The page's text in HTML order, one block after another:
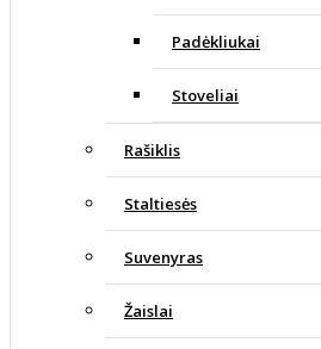
Padėkliukai
Stoveliai
Rašiklis
Staltiesės
Suvenyras
Žaislai